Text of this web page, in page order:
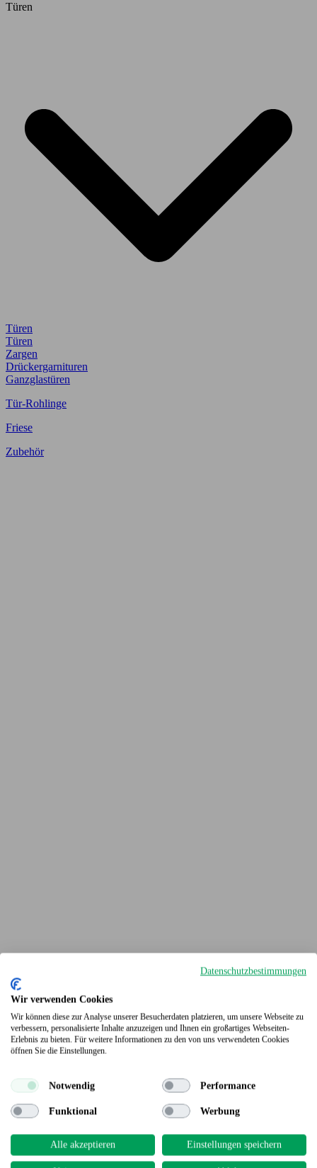
Türen
Türen
Türen
Zargen
Drückergarnituren
Ganzglastüren
Tür-Rohlinge
Friese
Zubehör
Terrassendielen
Datenschutzbestimmungen
Wir verwenden Cookies
Wir können diese zur Analyse unserer Besucherdaten platzieren, um unsere Webseite zu
verbessern, personalisierte Inhalte anzuzeigen und Ihnen ein großartiges Webseiten-
Erlebnis zu bieten. Für weitere Informationen zu den von uns verwendeten Cookies
öffnen Sie die Einstellungen.
Notwendig Performance
Funktional Werbung
Alle akzeptieren Einstellungen speichern